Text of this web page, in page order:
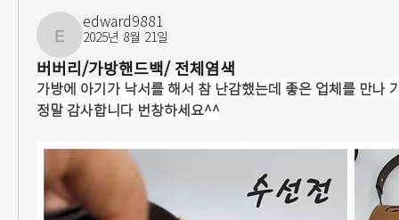
edward9881
edward9881
2025년 8월 21일
버버리/가방핸드백/ 전체염색
가방에 아기가 낙서를 해서 참 난감했는데 좋은 업체를 만나
정말 감사합니다 번창하세요^^